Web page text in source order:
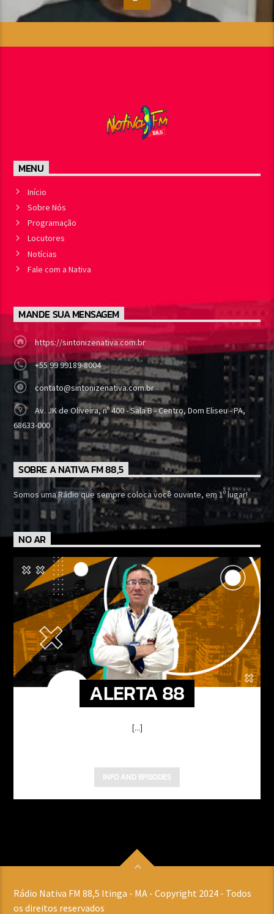
MENU
Início
Sobre Nós
Programação
Locutores
Notícias
Fale com a Nativa
MANDE SUA MENSAGEM
https://sintonizenativa.com.br
+55 99 99189-8004
contato@sintonizenativa.com.br
Av. JK de Oliveira, nº 400 - Sala B - Centro, Dom Eliseu - PA,
68633-000
SOBRE A NATIVA FM 88,5
Somos uma Rádio que sempre coloca você ouvinte, em 1º lugar!
NO AR
ALERTA 88
[...]
INFO AND EPISODES
Rádio Nativa FM 88,5 Itinga - MA - Copyright 2024 - Todos
os direitos reservados